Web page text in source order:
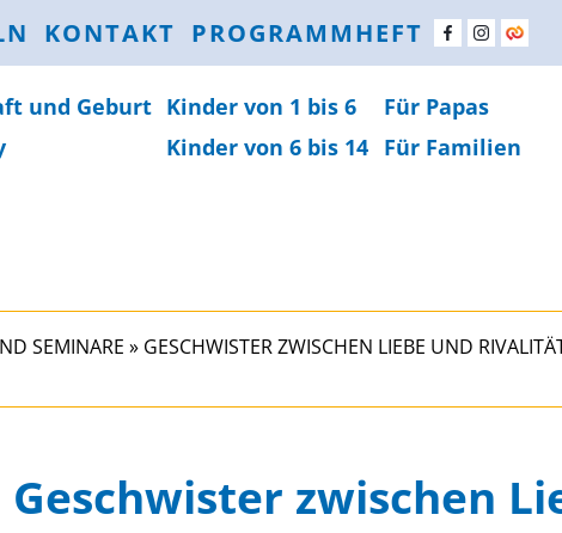
KONTAKT PROGRAMMHEFT
und Geburt Kinder von 1 bis 6 Für Papas
Kinder von 6 bis 14 Für Familien
SEMINARE » GESCHWISTER ZWISCHEN LIEBE UND
Geschwister zwischen